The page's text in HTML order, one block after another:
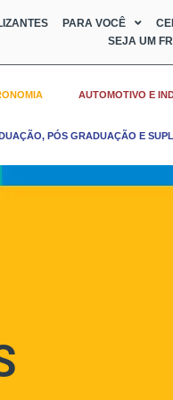
PARA VOCÊ
SEJA UM
AUTOMOTIVO E
PÓS GRADUAÇÃO E